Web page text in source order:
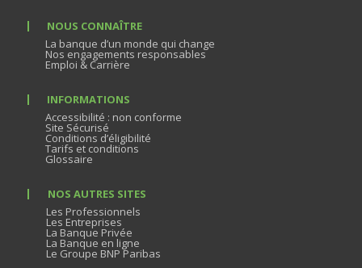
NOUS CONNAÎTRE
La banque d’un monde qui change
Nos engagements responsables
Emploi & Carrière
INFORMATIONS
Accessibilité : non conforme
Site Sécurisé
Conditions d’éligibilité
Tarifs et conditions
Glossaire
NOS AUTRES SITES
Les Professionnels
Les Entreprises
La Banque Privée
La Banque en ligne
Le Groupe BNP Paribas